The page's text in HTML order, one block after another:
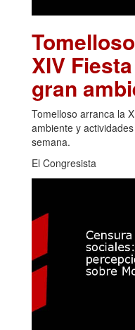
XIV
gran
Tomelloso arranca la
ambiente y
semana.
El Congresista